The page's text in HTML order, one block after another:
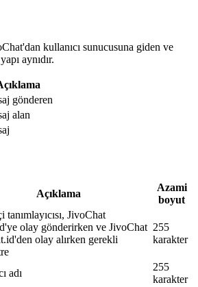
kullanıcı sunucusuna giden ve
aynıdır.
gönderen
alan
Açıklama
Azami
boyut
tanımlayıcısı, JivoChat
olay gönderirken ve JivoChat
olay alırken gerekli
255
karakter
adı
255
karakter